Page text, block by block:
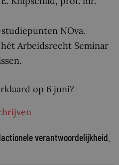
NOva.
hét Arbeidsrecht Seminar
op 6 juni?
verantwoordelijkheid.